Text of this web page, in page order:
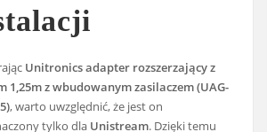
Unitronics adapter rozszerzający z
1,25m z wbudowanym zasilaczem (UAG-
, warto uwzględnić, że jest on
tylko dla Unistream. Dzięki temu